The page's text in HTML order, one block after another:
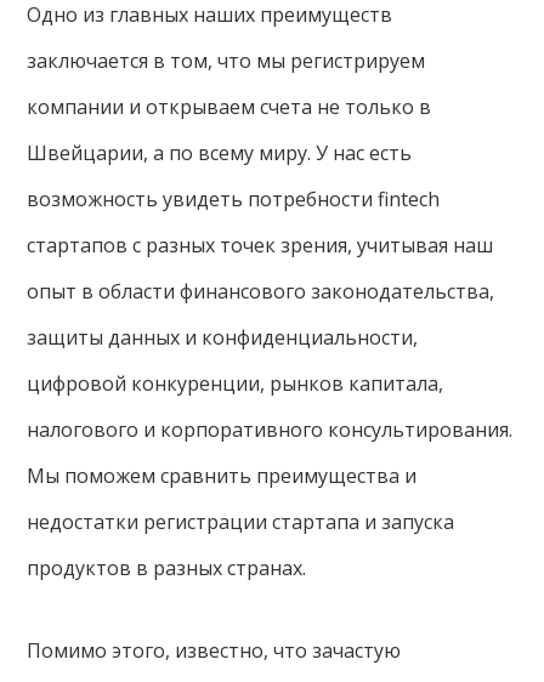
Одно из главных наших преимуществ
заключается в том, что мы регистрируем
компании и открываем счета не только в
Швейцарии, а по всему миру. У нас есть
возможность увидеть потребности fintech
стартапов с разных точек зрения, учитывая наш
опыт в области финансового законодательства,
защиты данных и конфиденциальности,
цифровой конкуренции, рынков капитала,
налогового и корпоративного консультирования.
Мы поможем сравнить преимущества и
недостатки регистрации стартапа и запуска
продуктов в разных странах.
Помимо этого, известно, что зачастую